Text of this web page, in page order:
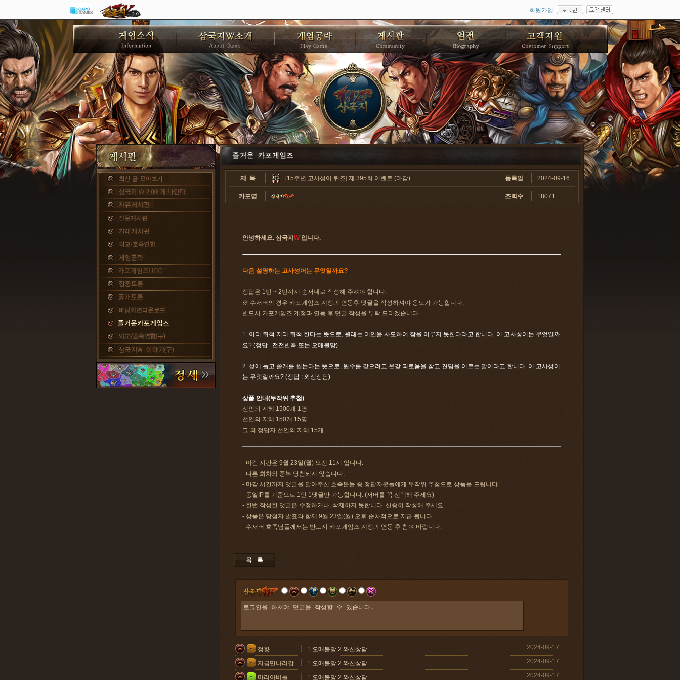
회원가입
제 목 [15주년 고사성어 퀴즈] 제 395회 이벤트 (마감) 등록일 2024-09-16
카포명 조회수 18071
안녕하세요. 삼국지 W입니다.
다음 설명하는 고사성어는 무엇일까요?
정답은 1번 ~ 2번까지 순서대로 작성해 주셔야 합니다.
※ 수서버의 경우 카포게임즈 계정과 연동후 덧글을 작성하셔야 응모가 가능합니다.
반드시 카포게임즈 계정과 연동 후 덧글 작성을 부탁 드리겠습니다.
1. 이리 뒤척 저리 뒤척 한다는 뜻으로, 원래는 미인을 사모하여 잠을 이루지 못한다라고 합니다. 이 고사성어는 무엇일까
요? (정답 : 전전반측 또는 오매불망)
2. 섶에 눕고 쓸개를 씹는다는 뜻으로, 원수를 갚으려고 온갖 괴로움을 참고 견딤을 이르는 말이라고 합니다. 이 고사성어
는 무엇일까요? (정답 : 와신상담)
상품 안내(무작위 추첨)
선인의 지혜 1500개 1명
선인의 지혜 150개 15명
그 외 정답자 선인의 지혜 15개
- 마감 시간은 9월 23일(월) 오전 11시 입니다.
- 다른 회차와 중복 당첨되지 않습니다.
- 마감 시간까지 댓글을 달아주신 호족분들 중 정답자분들에게 무작위 추첨으로 상품을 드립니다.
- 동일IP를 기준으로 1인 1댓글만 가능합니다. (서버를 꼭 선택해 주세요)
- 한번 작성한 댓글은 수정하거나, 삭제하지 못합니다. 신중히 작성해 주세요.
- 상품은 당첨자 발표와 함께 9월 23일(월) 오후 순차적으로 지급 됩니다.
- 수서버 호족님들께서는 반드시 카포게임즈 계정과 연동 후 참여 바랍니다.
정향 1.오매불망 2.와신상담 2024-09-17
지금만나러갑.. 1.오매불망 2.와신상담 2024-09-17
마리아비틀 1.오매불망 2.와신상담 2024-09-17